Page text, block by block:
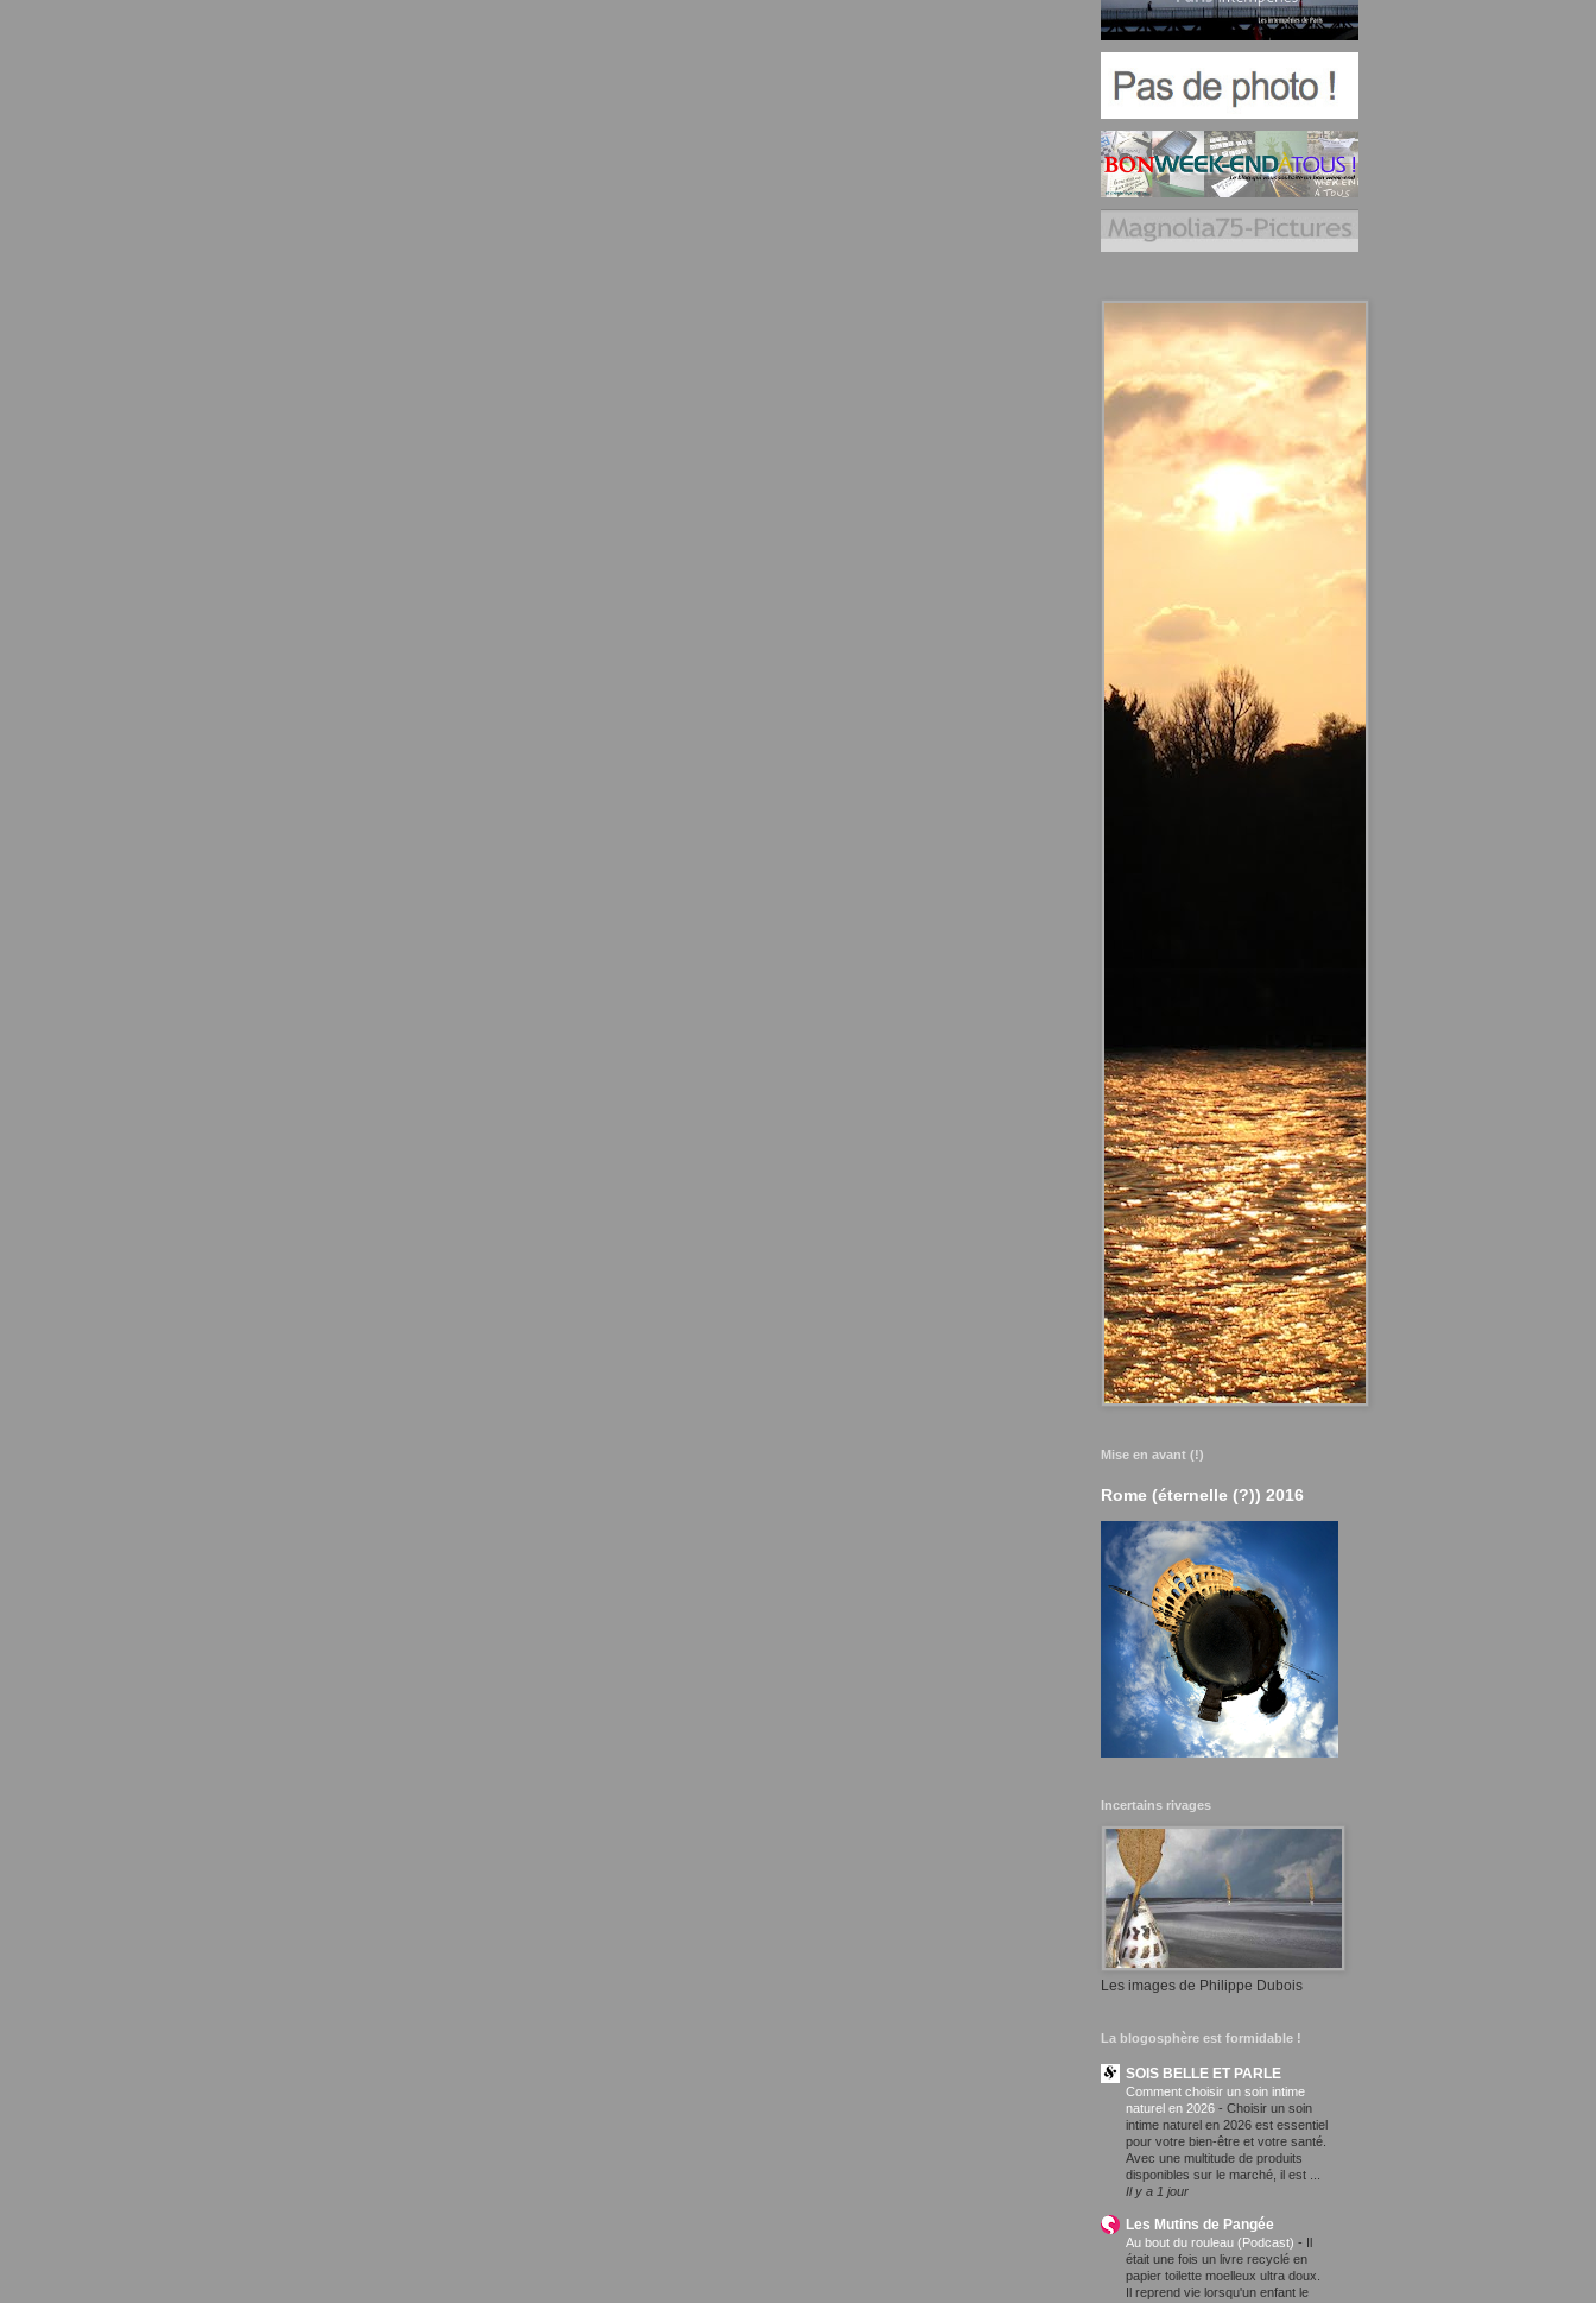
Mise en avant (!)
Rome (éternelle (?)) 2016
Incertains rivages
Les images de Philippe Dubois
La blogosphère est formidable !
SOIS BELLE ET PARLE
Comment choisir un soin intime
naturel en 2026 - Choisir un soin
intime naturel en 2026 est essentiel
pour votre bien-être et votre santé.
Avec une multitude de produits
disponibles sur le marché, il est ...
Il y a 1 jour
Les Mutins de Pangée
Au bout du rouleau (Podcast) - Il
était une fois un livre recyclé en
papier toilette moelleux ultra doux.
Il reprend vie lorsqu'un enfant le